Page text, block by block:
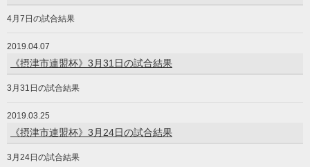
4月7日の試合結果
2019.04.07
《摂津市連盟杯》3月31日の試合結果
3月31日の試合結果
2019.03.25
《摂津市連盟杯》3月24日の試合結果
3月24日の試合結果